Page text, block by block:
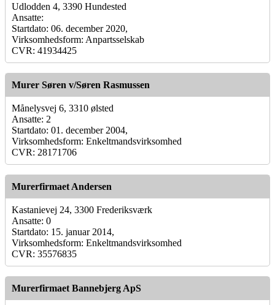
Udlodden 4, 3390 Hundested
Ansatte:
Startdato: 06. december 2020,
Virksomhedsform: Anpartsselskab
CVR: 41934425
Murer Søren v/Søren Rasmussen
Månelysvej 6, 3310 ølsted
Ansatte: 2
Startdato: 01. december 2004,
Virksomhedsform: Enkeltmandsvirksomhed
CVR: 28171706
Murerfirmaet Andersen
Kastanievej 24, 3300 Frederiksværk
Ansatte: 0
Startdato: 15. januar 2014,
Virksomhedsform: Enkeltmandsvirksomhed
CVR: 35576835
Murerfirmaet Bannebjerg ApS